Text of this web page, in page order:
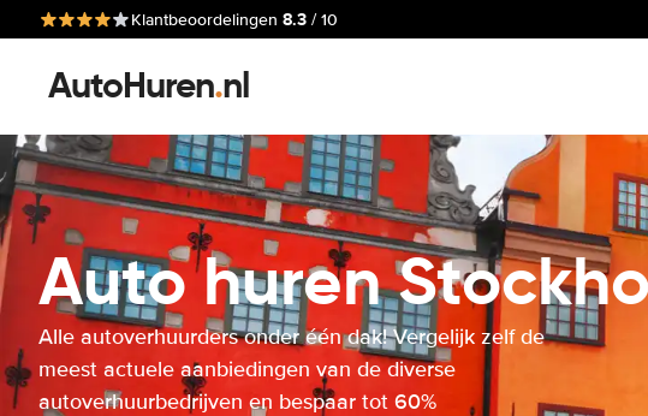
Klantbeoordelingen 8.3 / 10
AutoHuren.nl
Auto huren
Alle autoverhuurders onder één dak! Vergelijk zelf de
meest actuele aanbiedingen van de diverse
autoverhuurbedrijven en bespaar tot 60%